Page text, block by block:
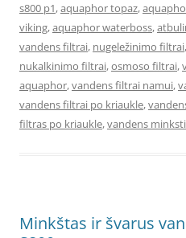
s800 p1,aquaphor topaz,
viking,aquaphor waterboss,
vandens filtrai, nugeležinimo filtrai,
nukalkinimo filtrai,osmoso filtrai,
aquaphor,vandens filtrai namui,
vandens filtrai po kriaukle,
filtras po kriaukle,vandens
Minkštas ir švarus